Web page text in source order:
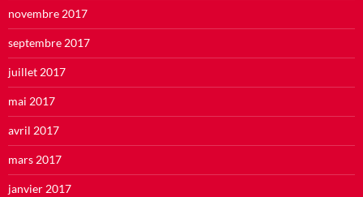
novembre 2017
septembre 2017
juillet 2017
mai 2017
avril 2017
mars 2017
janvier 2017